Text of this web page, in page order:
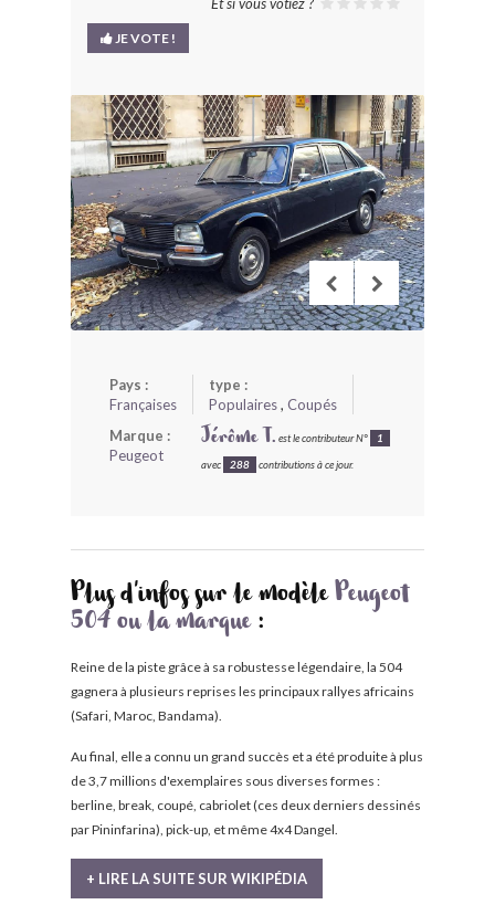
LE BLOG
BONJOURLAVIEILLE ?
MODÈLES ET MARQUES
COMMENT FONCTIONNE BLV ?
JE VOTE !
Pays :
Françaises
type :
Populaires, Coupés
Marque :
Peugeot
Jérôme T. est le contributeur N° 1
avec 288 contributions à ce jour.
Plus d'infos sur le modèle Peugeot
504 ou la marque:
Reine de la piste grâce à sa robustesse légendaire, la 504
gagnera à plusieurs reprises les principaux rallyes africains
(Safari, Maroc, Bandama).
Au final, elle a connu un grand succès et a été produite à plus
de 3,7 millions d'exemplaires sous diverses formes :
berline, break, coupé, cabriolet (ces deux derniers dessinés
par Pininfarina), pick-up, et même 4x4 Dangel.
+ LIRE LA SUITE SUR WIKIPÉDIA